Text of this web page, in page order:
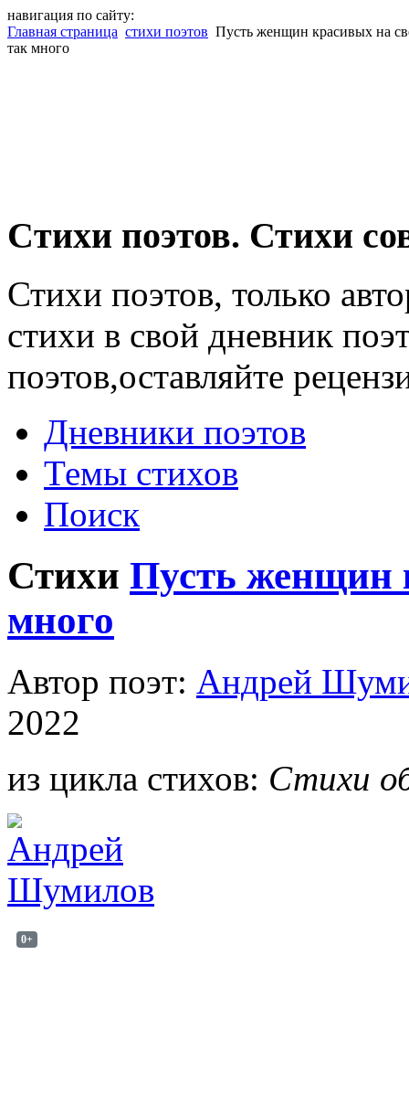
навигация по сайту:
Главная страница стихи поэтов Пусть женщин красивых на
так много
Cтихи поэтов. Стихи
Стихи поэтов, только
стихи в свой дневник
поэтов,оставляйте
Дневники поэтов
Темы стихов
Поиск
Стихи Пусть женщин
много
Автор поэт: Андрей
2022
из цикла стихов: Стихи
0+